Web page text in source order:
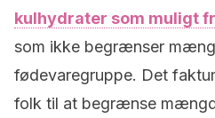
kulhydrater som muligt
som ikke begrænser
fødevaregruppe. Det
folk til at begrænse